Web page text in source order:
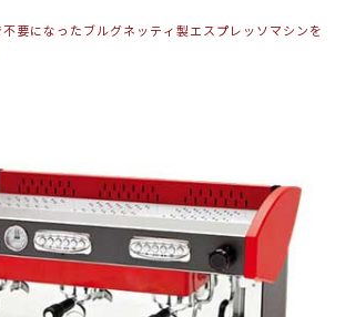
要になったブルグネッティ製エスプレッソマシンを